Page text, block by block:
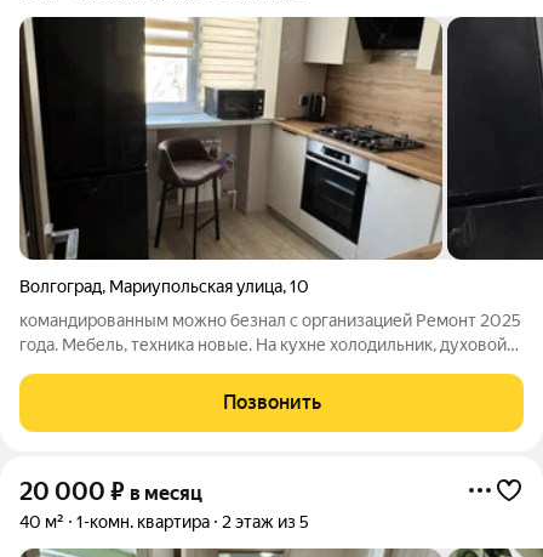
Волгоград, Мариупольская улица,10
командированным можно безнал с организацией Ремонт 2025
года. Мебель, техника новые. На кухне холодильник, духовой
посудомоечная машина, микроволновая печь, эл. чайник - всё
фирмы Gorenje. Санузел
Позвонить
20 000 ₽ в месяц
40 м² 1-комн. квартира 2 этаж из 5